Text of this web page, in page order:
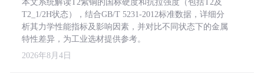
本文系统解读T2紫铜的国标硬度和抗拉强度（包括T2及
T2_1/2H状态），结合GB/T 5231-2012标准数据，详细分
析其力学性能指标及影响因素，并对比不同状态下的金属
特性差异，为工业选材提供参考。
2026年8月4日